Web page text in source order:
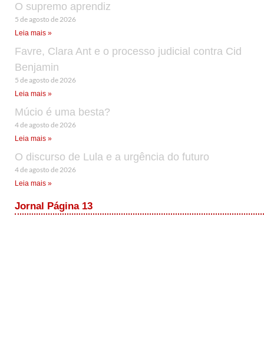
O supremo aprendiz
5 de agosto de 2026
Leia mais »
Favre, Clara Ant e o processo judicial contra Cid
Benjamin
5 de agosto de 2026
Leia mais »
Múcio é uma besta?
4 de agosto de 2026
Leia mais »
O discurso de Lula e a urgência do futuro
4 de agosto de 2026
Leia mais »
Jornal Página 13